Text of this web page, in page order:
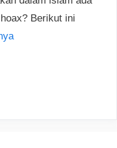
Berikut ini